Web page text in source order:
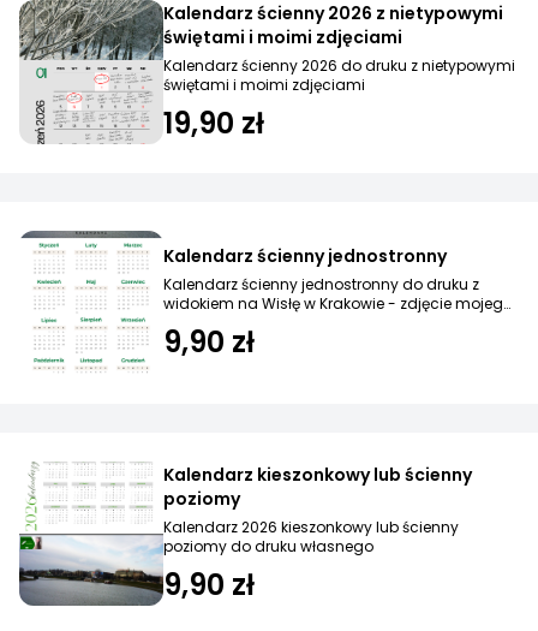
Kalendarz ścienny 2026 z nietypowymi
świętami i moimi zdjęciami
Kalendarz ścienny 2026 do druku z nietypowymi
świętami i moimi zdjęciami
19,90 zł
Kalendarz ścienny jednostronny
Kalendarz ścienny jednostronny do druku z
widokiem na Wisłę w Krakowie - zdjęcie mojego
9,90 zł
Kalendarz kieszonkowy lub ścienny
poziomy
Kalendarz 2026 kieszonkowy lub ścienny
poziomy do druku własnego
9,90 zł